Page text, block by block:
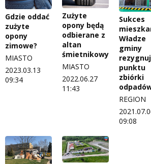
Modna kultura
OdNowa
Pacjent, którego nie zapomnę
Pasjonaci
Piąta strona świata
Słowo Dnia
Tak wierzę
Regulamin programu Patron
Zespół
Logo do pobrania
Regulamin konkursów
Regulamin przesyłania materiałów
Regulamin sklepu internetowego
Regulamin darowizn
Regulamin konkursu Zwierzak naszej klasy
Gdzie oddać
zużyte
opony
zimowe?
MIASTO
2023.03.13
09:34
Zużyte
opony będą
odbierane z
altan
śmietnikowych?
MIASTO
2022.06.27
11:43
Sukces
Władze
gminy
punktu
zbiórki
REGION
09:08